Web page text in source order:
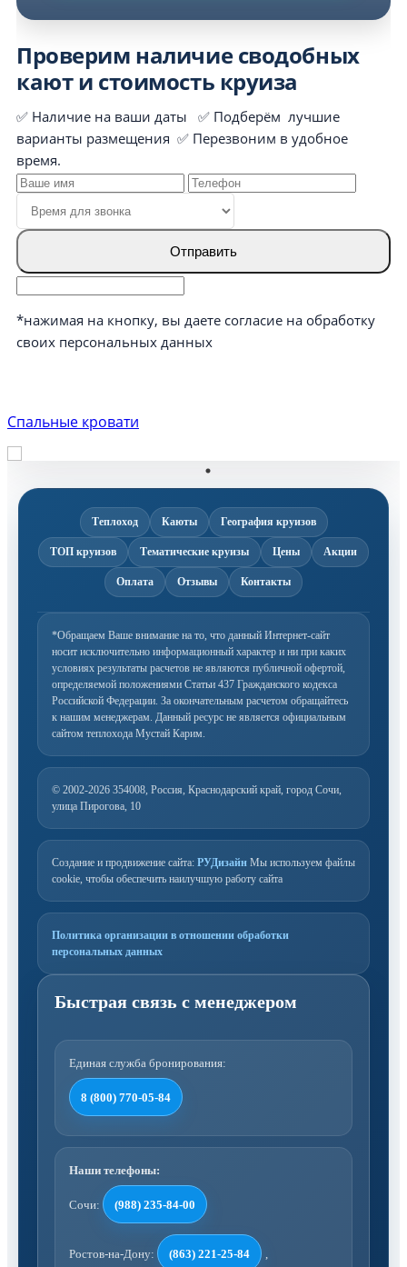
Проверим наличие сводобных
кают и стоимость круиза
✅ Наличие на ваши даты ✅ Подберём лучшие
варианты размещения ✅ Перезвоним в удобное
время.
Отправить
*нажимая на кнопку, вы даете согласие на обработку
своих персональных данных
Спальные кровати
Теплоход Каюты География круизов
ТОП круизов Тематические круизы Цены Акции
Оплата Отзывы Контакты
*Обращаем Ваше внимание на то, что данный Интернет-сайт
носит исключительно информационный характер и ни при каких
условиях результаты расчетов не являются публичной офертой,
определяемой положениями Статьи 437 Гражданского кодекса
Российской Федерации. За окончательным расчетом обращайтесь
к нашим менеджерам. Данный ресурс не является официальным
сайтом теплохода Мустай Карим.
© 2002-2026 354008, Россия, Краснодарский край, город Сочи,
улица Пирогова, 10
Создание и продвижение сайта: РУДизайн Мы используем файлы
cookie, чтобы обеспечить наилучшую работу сайта
Политика организации в отношении обработки
персональных данных
Единая служба бронирования:
8 (800) 770-05-84
Наши телефоны:
Сочи: (988) 235-84-00
Ростов-на-Дону: (863) 221-25-84